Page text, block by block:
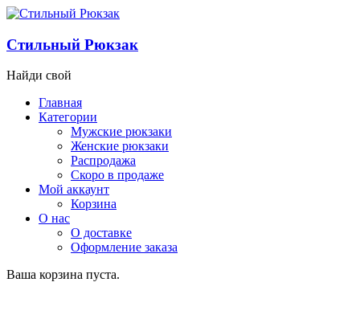
Стильный Рюкзак
Найди свой
Главная
Категории
Мужские рюкзаки
Женские рюкзаки
Распродажа
Скоро в продаже
Мой аккаунт
Корзина
О нас
О доставке
Оформление заказа
Ваша корзина пуста.